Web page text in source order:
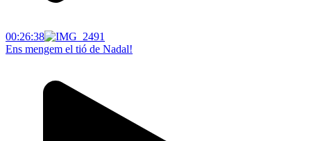
00:26:38
Ens mengem el tió de Nadal!